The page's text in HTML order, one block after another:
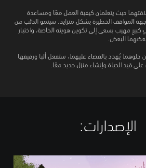
حيث يتعلمان كيفية العمل معًا ومساعدة
المواقف الخطيرة بشكل متزايد. سينمو الذئب من
مهيب يسعى إلى تكوين هويته الخاصة، واختبار
البعض.
حلوهما يُهدد بالقضاء عليهما، ستفعل ألبا ورفيقها
قيد الحياة وإنشاء منزل جديد معًا.
الإصدارات:‏